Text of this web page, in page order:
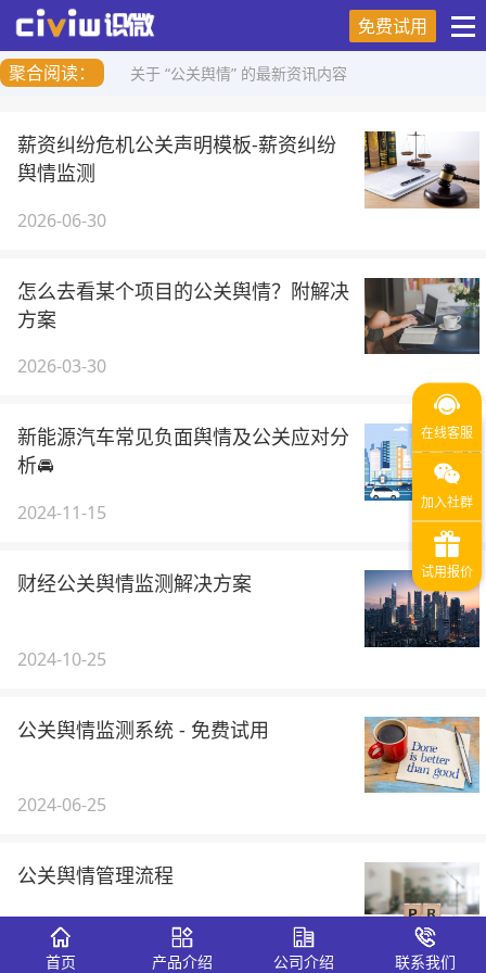
免费试用
聚合阅读：
关于 “公关舆情” 的最新资讯内容
薪资纠纷危机公关声明模板-薪资纠纷
舆情监测
2026-06-30
怎么去看某个项目的公关舆情？附解决
方案
2026-03-30
新能源汽车常见负面舆情及公关应对分
析🚘
2024-11-15
财经公关舆情监测解决方案
2024-10-25
公关舆情监测系统 - 免费试用
2024-06-25
公关舆情管理流程
2024-05-24
首页 产品介绍 公司介绍 联系我们